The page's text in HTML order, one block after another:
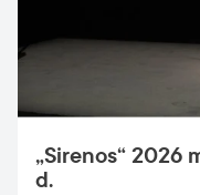
„Sirenos“ 2026 m. rugsėjo 23 d. - spalio 10
d.